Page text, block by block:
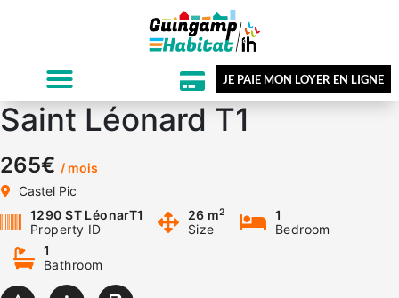
JE PAIE MON LOYER EN LIGNE
Saint Léonard T1
265€ / mois
Castel Pic
1290 ST LéonarT1
Property ID
26 m2
Size
1
Bedroom
1
Bathroom